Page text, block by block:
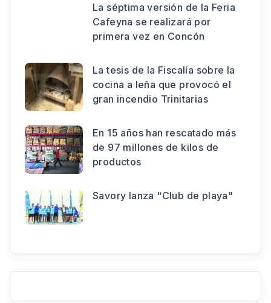
La séptima versión de la Feria
Cafeyna se realizará por
primera vez en Concón
La tesis de la Fiscalía sobre la
cocina a leña que provocó el
gran incendio Trinitarias
En 15 años han rescatado más
de 97 millones de kilos de
productos
Savory lanza "Club de playa"